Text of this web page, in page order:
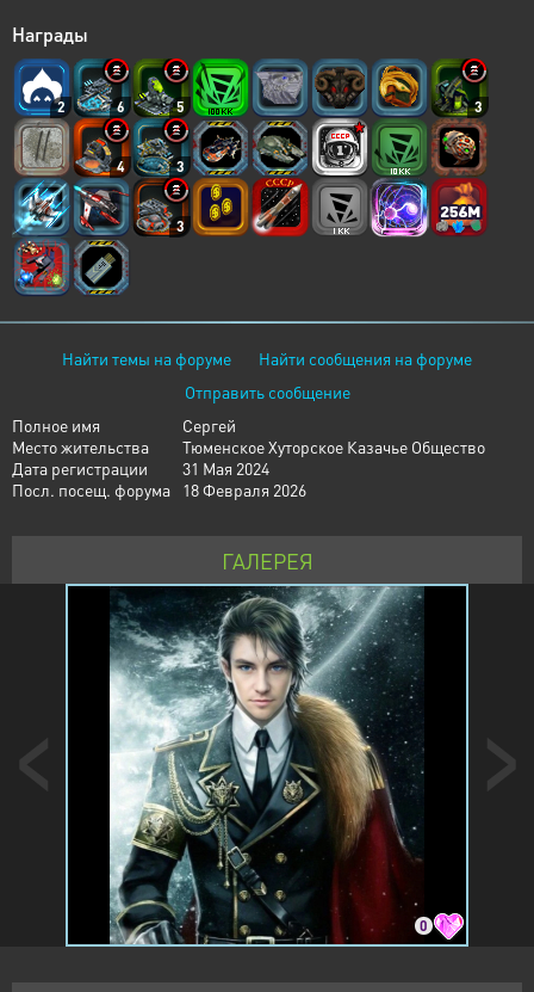
Награды
2 6 5 3
4 3
3
Найти темы на форуме
Найти сообщения на форуме
Отправить сообщение
Полное имя
Сергей
Место жительства
Тюменское Хуторское Казачье Общество
Дата регистрации
31 Мая 2024
Посл. посещ. форума
18 Февраля 2026
ГАЛЕРЕЯ
0